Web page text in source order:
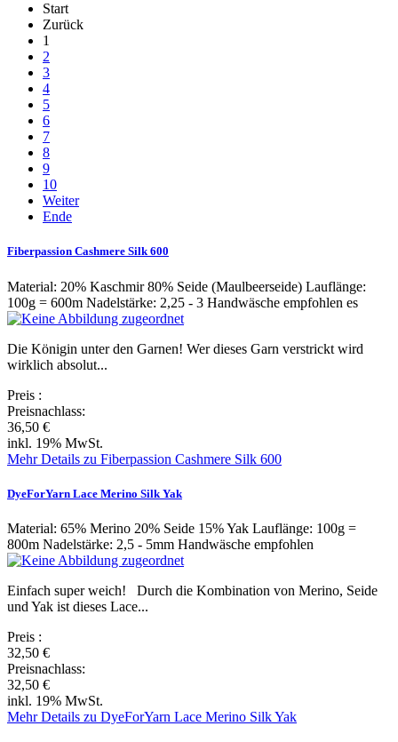
Start
Zurück
1
2
3
4
5
6
7
8
9
10
Weiter
Ende
Fiberpassion Cashmere Silk 600
Material: 20% Kaschmir 80% Seide (Maulbeerseide) Lauflänge:
100g = 600m Nadelstärke: 2,25 - 3 Handwäsche empfohlen es
Die Königin unter den Garnen! Wer dieses Garn verstrickt wird
wirklich absolut...
Preis :
Preisnachlass:
36,50 €
inkl. 19% MwSt.
Mehr Details zu Fiberpassion Cashmere Silk 600
DyeForYarn Lace Merino Silk Yak
Material: 65% Merino 20% Seide 15% Yak Lauflänge: 100g =
800m Nadelstärke: 2,5 - 5mm Handwäsche empfohlen
Einfach super weich! Durch die Kombination von Merino, Seide
und Yak ist dieses Lace...
Preis :
32,50 €
Preisnachlass:
32,50 €
inkl. 19% MwSt.
Mehr Details zu DyeForYarn Lace Merino Silk Yak